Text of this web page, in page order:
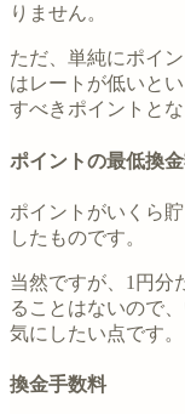
りません。
ただ、単純にポイ
はレートが低いと
すべきポイントとな
ポイントの最低換
ポイントがいくら
したものです。
当然ですが、1円分
ることはないので
気にしたい点です。
換金手数料